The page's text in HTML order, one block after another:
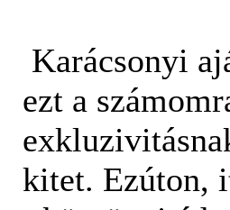
Karácsonyi
ezt a
kitet. Ezúton,